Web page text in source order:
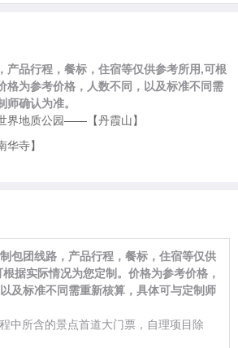
产品行程，餐标，住宿等仅供参考所用,可根
格为参考价格，人数不同，以及标准不同需
确认为准。
界地质公园——【丹霞山】
寺】
包团线路，产品行程，餐标，住宿等仅供
据实际情况为您定制。价格为参考价格，
及标准不同需重新核算，具体可与定制师
中所含的景点首道大门票，自理项目除